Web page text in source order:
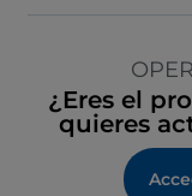
¿Eres el
quieres